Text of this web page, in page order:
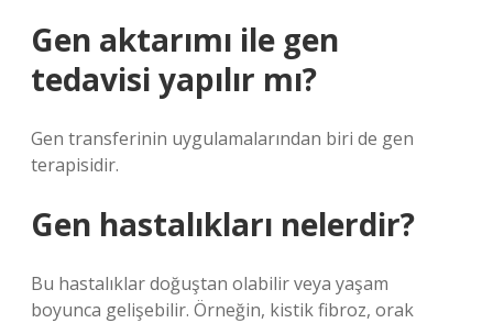
Gen aktarımı ile gen
tedavisi yapılır mı?
Gen transferinin uygulamalarından biri de gen
terapisidir.
Gen hastalıkları nelerdir?
Bu hastalıklar doğuştan olabilir veya yaşam
boyunca gelişebilir. Örneğin, kistik fibroz, orak